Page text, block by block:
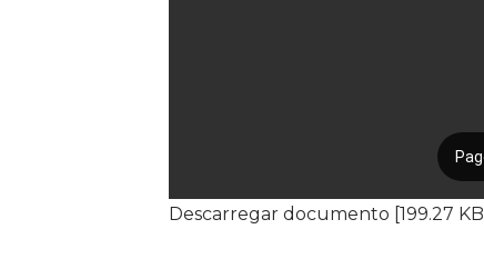
Descarregar documento [199.27 KB]